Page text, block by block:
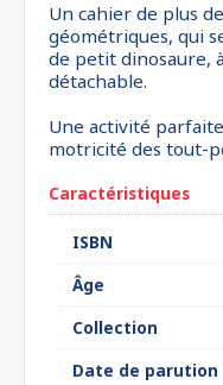
Un cahier de plus
géométriques, qui
de petit dinosaure,
détachable.
Une activité
motricité des tout-
Caractéristiques
ISBN
Âge
Collection
Date de parution